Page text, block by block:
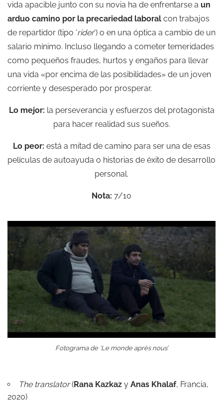
vida apacible junto con su novia ha de enfrentarse a un
arduo camino por la precariedad laboral con trabajos
de repartidor (tipo ‘rider‘) o en una óptica a cambio de un
salario mínimo. Incluso llegando a cometer temeridades
como pequeños fraudes, hurtos y engaños para llevar
una vida «por encima de las posibilidades» de un joven
corriente y desesperado por prosperar.
Lo mejor: la perseverancia y esfuerzos del protagonista
para hacer realidad sus sueños.
Lo peor: está a mitad de camino para ser una de esas
películas de autoayuda o historias de éxito de desarrollo
personal.
Nota: 7/10
Fotograma de ‘Le monde après nous’
The translator(Rana Kazkaz y Anas Khalaf, Francia,
2020)